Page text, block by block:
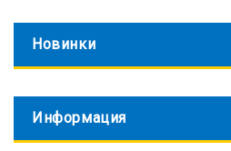
Новинки
Информация